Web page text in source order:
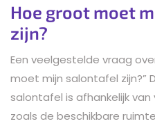
Hoe groot moet
zijn?
Een veelgestelde vraag
moet mijn salontafel zijn?”
salontafel is afhankelijk
zoals de beschikbare